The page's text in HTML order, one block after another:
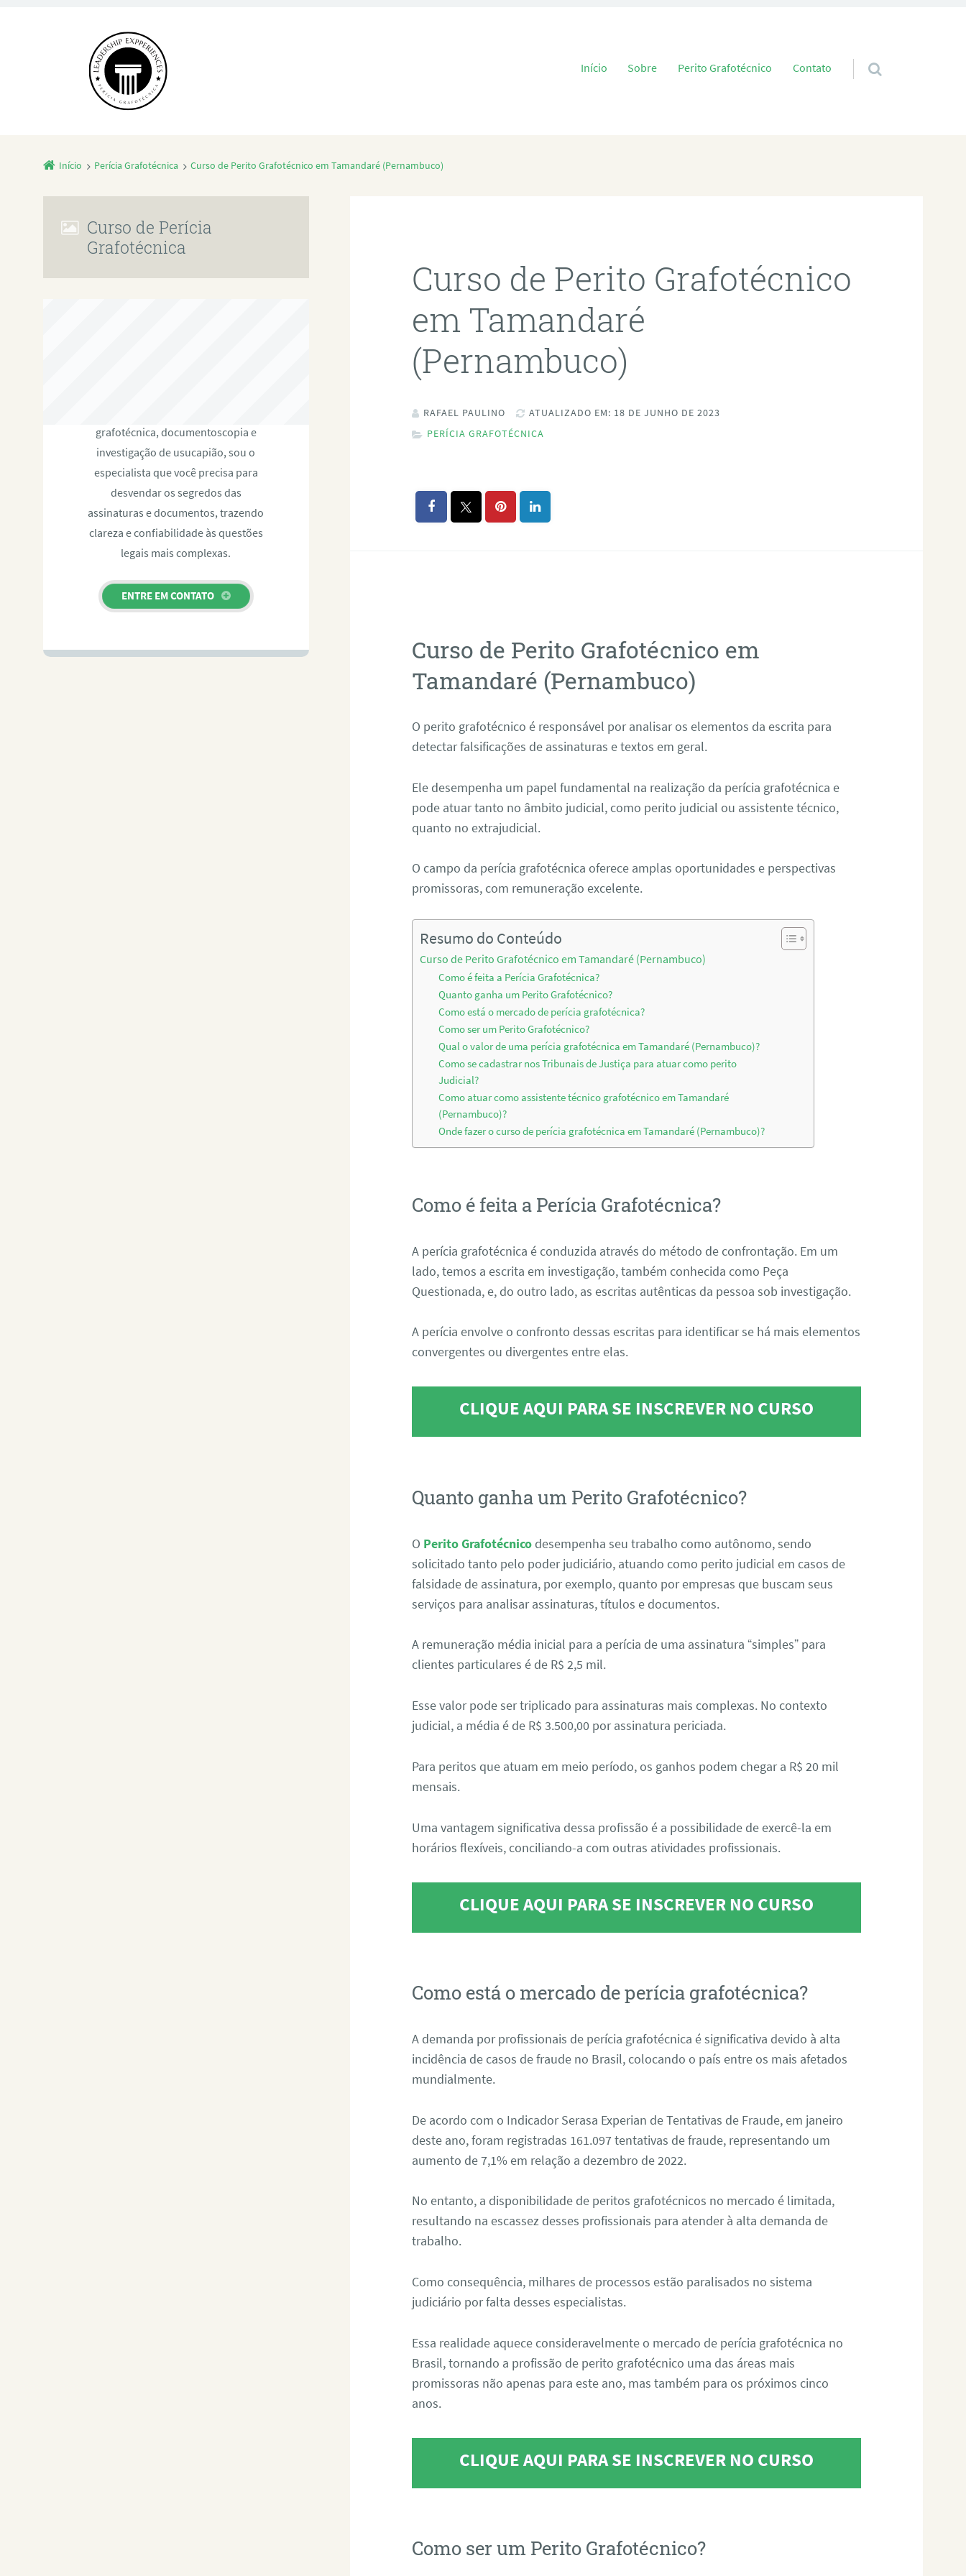
Pular para o conteúdo
Início Sobre Perito Grafotécnico Contato
Início Perícia Grafotécnica Curso de Perito Grafotécnico em Tamandaré (Pernambuco)
Curso de Perito Grafotécnico
em Tamandaré
(Pernambuco)
RAFAEL PAULINO
ATUALIZADO EM: 18 DE JUNHO DE 2023
PERÍCIA GRAFOTÉCNICA
Curso de Perito Grafotécnico em
Tamandaré (Pernambuco)
O perito grafotécnico é responsável por analisar os elementos da escrita para
detectar falsificações de assinaturas e textos em geral.
Ele desempenha um papel fundamental na realização da perícia grafotécnica e
pode atuar tanto no âmbito judicial, como perito judicial ou assistente técnico,
quanto no extrajudicial.
O campo da perícia grafotécnica oferece amplas oportunidades e perspectivas
promissoras, com remuneração excelente.
Resumo do Conteúdo
Curso de Perito Grafotécnico em Tamandaré (Pernambuco)
Como é feita a Perícia Grafotécnica?
Quanto ganha um Perito Grafotécnico?
Como está o mercado de perícia grafotécnica?
Como ser um Perito Grafotécnico?
Qual o valor de uma perícia grafotécnica em Tamandaré (Pernambuco)?
Como se cadastrar nos Tribunais de Justiça para atuar como perito
Judicial?
Como atuar como assistente técnico grafotécnico em Tamandaré
(Pernambuco)?
Onde fazer o curso de perícia grafotécnica em Tamandaré (Pernambuco)?
Como é feita a Perícia Grafotécnica?
A perícia grafotécnica é conduzida através do método de confrontação. Em um
lado, temos a escrita em investigação, também conhecida como Peça
Questionada, e, do outro lado, as escritas autênticas da pessoa sob investigação.
A perícia envolve o confronto dessas escritas para identificar se há mais elementos
convergentes ou divergentes entre elas.
CLIQUE AQUI PARA SE INSCREVER NO CURSO
Quanto ganha um Perito Grafotécnico?
O Perito Grafotécnico desempenha seu trabalho como autônomo, sendo
solicitado tanto pelo poder judiciário, atuando como perito judicial em casos de
falsidade de assinatura, por exemplo, quanto por empresas que buscam seus
serviços para analisar assinaturas, títulos e documentos.
A remuneração média inicial para a perícia de uma assinatura “simples” para
clientes particulares é de R$ 2,5 mil.
Esse valor pode ser triplicado para assinaturas mais complexas. No contexto
judicial, a média é de R$ 3.500,00 por assinatura periciada.
Para peritos que atuam em meio período, os ganhos podem chegar a R$ 20 mil
mensais.
Uma vantagem significativa dessa profissão é a possibilidade de exercê-la em
horários flexíveis, conciliando-a com outras atividades profissionais.
CLIQUE AQUI PARA SE INSCREVER NO CURSO
Como está o mercado de perícia grafotécnica?
A demanda por profissionais de perícia grafotécnica é significativa devido à alta
incidência de casos de fraude no Brasil, colocando o país entre os mais afetados
mundialmente.
De acordo com o Indicador Serasa Experian de Tentativas de Fraude, em janeiro
deste ano, foram registradas 161.097 tentativas de fraude, representando um
aumento de 7,1% em relação a dezembro de 2022.
No entanto, a disponibilidade de peritos grafotécnicos no mercado é limitada,
resultando na escassez desses profissionais para atender à alta demanda de
trabalho.
Como consequência, milhares de processos estão paralisados no sistema
judiciário por falta desses especialistas.
Essa realidade aquece consideravelmente o mercado de perícia grafotécnica no
Brasil, tornando a profissão de perito grafotécnico uma das áreas mais
promissoras não apenas para este ano, mas também para os próximos cinco
anos.
CLIQUE AQUI PARA SE INSCREVER NO CURSO
Como ser um Perito Grafotécnico?
Curso de Perícia
Grafotécnica
grafotécnica, documentoscopia e
investigação de usucapião, sou o
especialista que você precisa para
desvendar os segredos das
assinaturas e documentos, trazendo
clareza e confiabilidade às questões
legais mais complexas.
ENTRE EM CONTATO